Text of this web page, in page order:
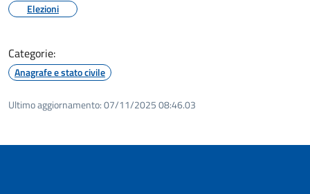
Elezioni
Categorie:
Anagrafe e stato civile
Ultimo aggiornamento:07/11/2025 08:46.03